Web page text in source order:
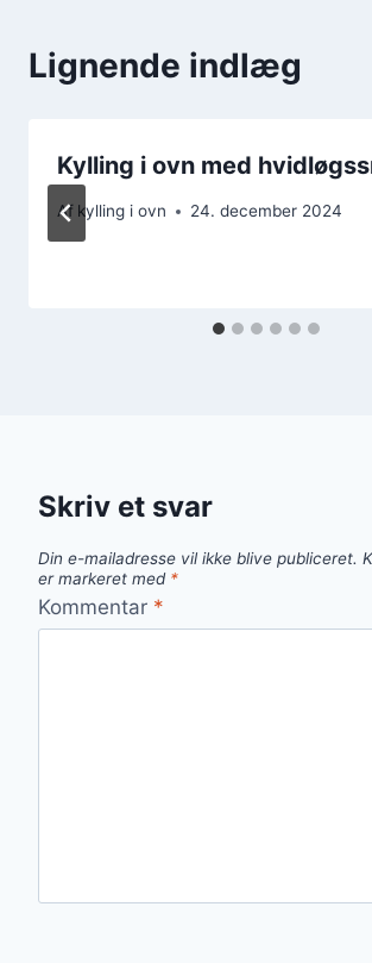
Lignende indlæg
Kylling i ovn med
Af kylling i ovn 24. december 2024
Skriv et svar
Din e-mailadresse vil ikke blive publiceret.
er markeret med *
Kommentar *